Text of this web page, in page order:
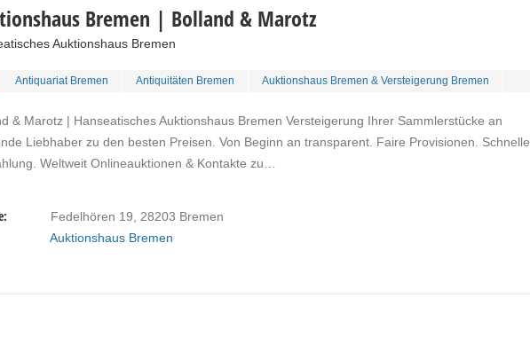
Bremen | Bolland & Marotz
Auktionshaus Bremen
Antiquariat Bremen Antiquitäten Bremen Auktionshaus Bremen & Versteigerung Bremen
& Marotz | Hanseatisches Auktionshaus Bremen Versteigerung Ihrer Sammlerstücke an
Liebhaber zu den besten Preisen. Von Beginn an transparent. Faire Provisionen. Schnelle
Weltweit Onlineauktionen & Kontakte zu…
Fedelhören 19, 28203 Bremen
Auktionshaus Bremen